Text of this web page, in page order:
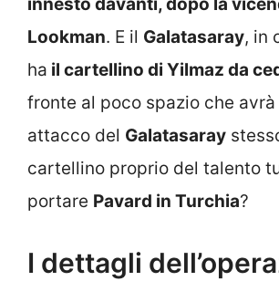
Lookman. E il Galatasaray, in
ha il cartellino di Yilmaz da
fronte al poco spazio che
attacco del Galatasaray
cartellino proprio del talento
portare Pavard in Turchia?
I dettagli